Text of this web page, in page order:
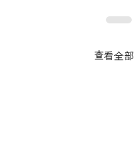
查看全部